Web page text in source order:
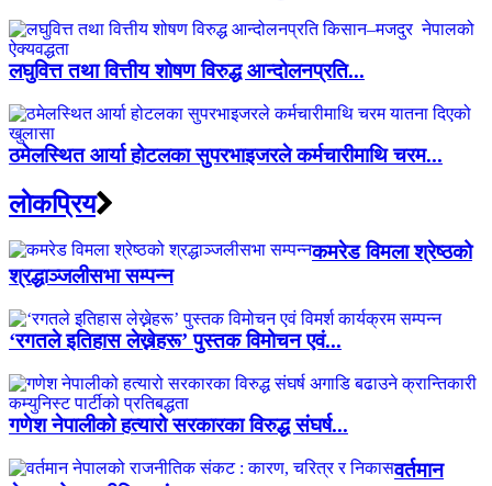
लघुवित्त तथा वित्तीय शोषण विरुद्ध आन्दोलनप्रति...
ठमेलस्थित आर्या होटलका सुपरभाइजरले कर्मचारीमाथि चरम...
लाेकप्रिय
कमरेड विमला श्रेष्ठको
श्रद्धाञ्जलीसभा सम्पन्न
‘रगतले इतिहास लेख्नेहरू’ पुस्तक विमोचन एवं...
गणेश नेपालीको हत्यारो सरकारका विरुद्ध संघर्ष...
वर्तमान